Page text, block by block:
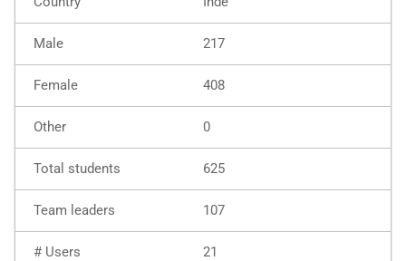
217
408
0
625
107
21